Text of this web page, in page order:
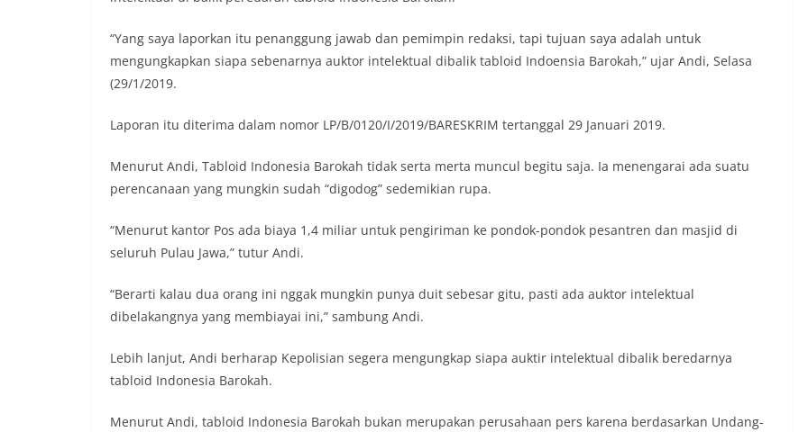
“Yang saya laporkan itu penanggung jawab dan pemimpin redaksi, tapi tujuan saya adalah untuk
mengungkapkan siapa sebenarnya auktor intelektual dibalik tabloid Indoensia Barokah,” ujar Andi, Selasa
(29/1/2019.
Laporan itu diterima dalam nomor LP/B/0120/I/2019/BARESKRIM tertanggal 29 Januari 2019.
Menurut Andi, Tabloid Indonesia Barokah tidak serta merta muncul begitu saja. Ia menengarai ada suatu
perencanaan yang mungkin sudah “digodog” sedemikian rupa.
“Menurut kantor Pos ada biaya 1,4 miliar untuk pengiriman ke pondok-pondok pesantren dan masjid di
seluruh Pulau Jawa,” tutur Andi.
“Berarti kalau dua orang ini nggak mungkin punya duit sebesar gitu, pasti ada auktor intelektual
dibelakangnya yang membiayai ini,” sambung Andi.
Lebih lanjut, Andi berharap Kepolisian segera mengungkap siapa auktir intelektual dibalik beredarnya
tabloid Indonesia Barokah.
Menurut Andi, tabloid Indonesia Barokah bukan merupakan perusahaan pers karena berdasarkan Undang-